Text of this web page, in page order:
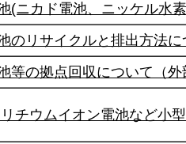
(ニカド電池、ニッケル水
のリサイクルと排出方法
等の拠点回収について（
チウムイオン電池など小